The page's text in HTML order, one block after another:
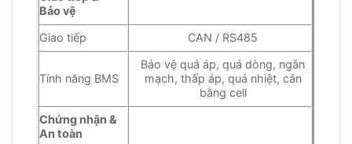
Bảo vệ
Giao tiếp
CAN / RS485
Tính năng BMS
Bảo vệ quá áp, quá dòng, ngắn
mạch, thấp áp, quá nhiệt, cân
bằng cell
Chứng nhận &
An toàn